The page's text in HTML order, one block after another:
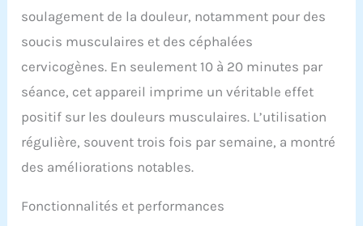
soulagement de la douleur, notamment pour des
soucis musculaires et des céphalées
cervicogènes. En seulement 10 à 20 minutes par
séance, cet appareil imprime un véritable effet
positif sur les douleurs musculaires. L’utilisation
régulière, souvent trois fois par semaine, a montré
des améliorations notables.
Fonctionnalités et performances